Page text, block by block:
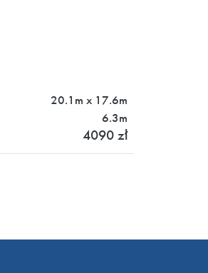
20.1m x 17.6m
6.3m
4090 zł